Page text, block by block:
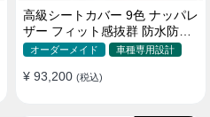
高級シートカバー 9色 ナッパレ
ザー フィット感抜群 防水防汚
オーダーメイド 全席セット
オーダーメイド 車種専用設計
¥ 93,200 (税込)